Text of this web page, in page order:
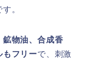
。
鉱物油、合成香
もフリーで、刺激